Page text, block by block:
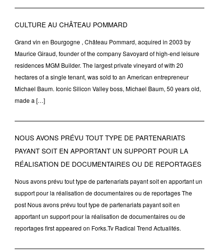
CULTURE AU CHÂTEAU POMMARD
Grand vin en Bourgogne , Château Pommard, acquired in 2003 by
Maurice Giraud, founder of the company Savoyard of high-end leisure
residences MGM Builder. The largest private vineyard of with 20
hectares of a single tenant, was sold to an American entrepreneur
Michael Baum. Iconic Silicon Valley boss, Michael Baum, 50 years old,
made a […]
NOUS AVONS PRÉVU TOUT TYPE DE PARTENARIATS
PAYANT SOIT EN APPORTANT UN SUPPORT POUR LA
RÉALISATION DE DOCUMENTAIRES OU DE REPORTAGES
Nous avons prévu tout type de partenariats payant soit en apportant un
support pour la réalisation de documentaires ou de reportages The
post Nous avons prévu tout type de partenariats payant soit en
apportant un support pour la réalisation de documentaires ou de
reportages first appeared on Forks.Tv Radical Trend Actualités.